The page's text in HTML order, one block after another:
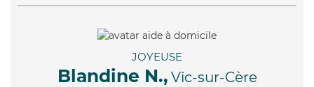
JOYEUSE
Blandine N., Vic-sur-Cère